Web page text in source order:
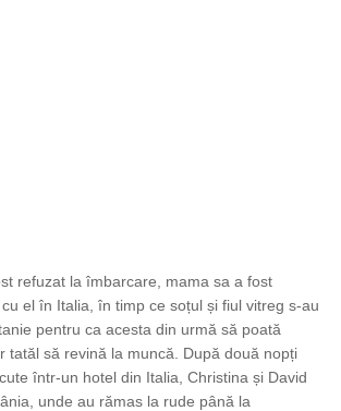
refuzat la îmbarcare, mama sa a fost
el în Italia, în timp ce soțul și fiul vitreg s-au
pentru ca acesta din urmă să poată
tatăl să revină la muncă. După două nopți
într-un hotel din Italia, Christina și David
unde au rămas la rude până la